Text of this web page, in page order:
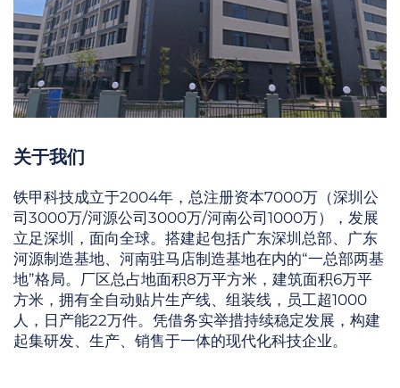
关于我们
铁甲科技成立于2004年，总注册资本7000万（深圳公
司3000万/河源公司3000万/河南公司1000万），发展
立足深圳，面向全球。搭建起包括广东深圳总部、广东
河源制造基地、河南驻马店制造基地在内的“一总部两基
地”格局。厂区总占地面积8万平方米，建筑面积6万平
方米，拥有全自动贴片生产线、组装线，员工超1000
人，日产能22万件。凭借务实举措持续稳定发展，构建
起集研发、生产、销售于一体的现代化科技企业。